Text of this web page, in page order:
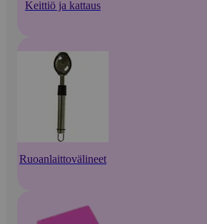
Keittiö ja kattaus
Ruoanlaittovälineet